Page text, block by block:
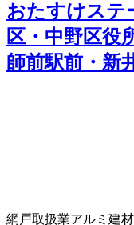
おたすけステ
区・中野区役
師前駅前・新
網戸取扱業アルミ建材